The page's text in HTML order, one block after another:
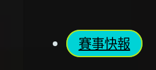
賽事快報